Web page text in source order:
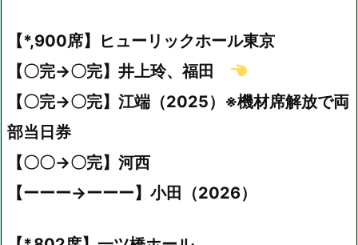
【*,900席】ヒューリックホール東京
【〇完→〇完】井上玲、福田
【〇完→〇完】江端（2025）※機材席解放で両
部当日券
【〇〇→〇完】河西
【ーーー→ーーー】小田（2026）